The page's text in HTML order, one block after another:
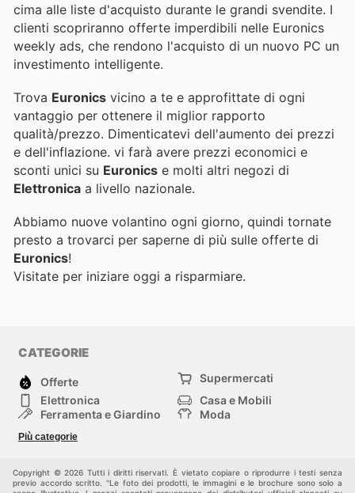
cima alle liste d'acquisto durante le grandi svendite. I
clienti scopriranno offerte imperdibili nelle Euronics
weekly ads, che rendono l'acquisto di un nuovo PC un
investimento intelligente.
Trova Euronics vicino a te e approfittate di ogni
vantaggio per ottenere il miglior rapporto
qualità/prezzo. Dimenticatevi dell'aumento dei prezzi
e dell'inflazione. vi farà avere prezzi economici e
sconti unici su Euronics e molti altri negozi di
Elettronica a livello nazionale.
Abbiamo nuove volantino ogni giorno, quindi tornate
presto a trovarci per saperne di più sulle offerte di
Euronics!
Visitate per iniziare oggi a risparmiare.
CATEGORIE
Offerte
Supermercati
Elettronica
Casa e Mobili
Ferramenta e Giardino
Moda
Bambini e Neonati
Più categorie
Copyright © 2026 Tutti i diritti riservati. È vietato copiare o riprodurre i testi senza
previo accordo scritto. "Le foto dei prodotti, le immagini e le brochure sono solo a